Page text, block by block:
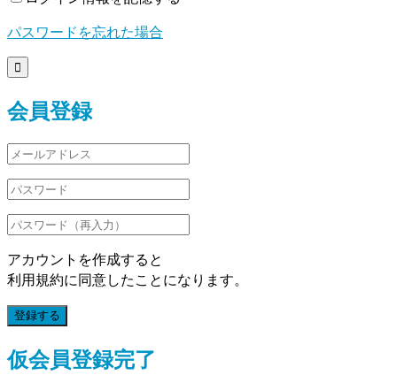
パスワードを忘れた場合

会員登録
アカウントを作成すると
利用規約に同意したことになります。
登録する
仮会員登録完了